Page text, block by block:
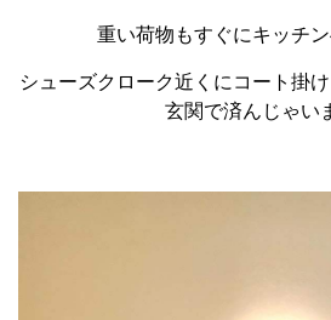
重い荷物もすぐにキッチン
シューズクローク近くにコート掛
玄関で済んじゃい